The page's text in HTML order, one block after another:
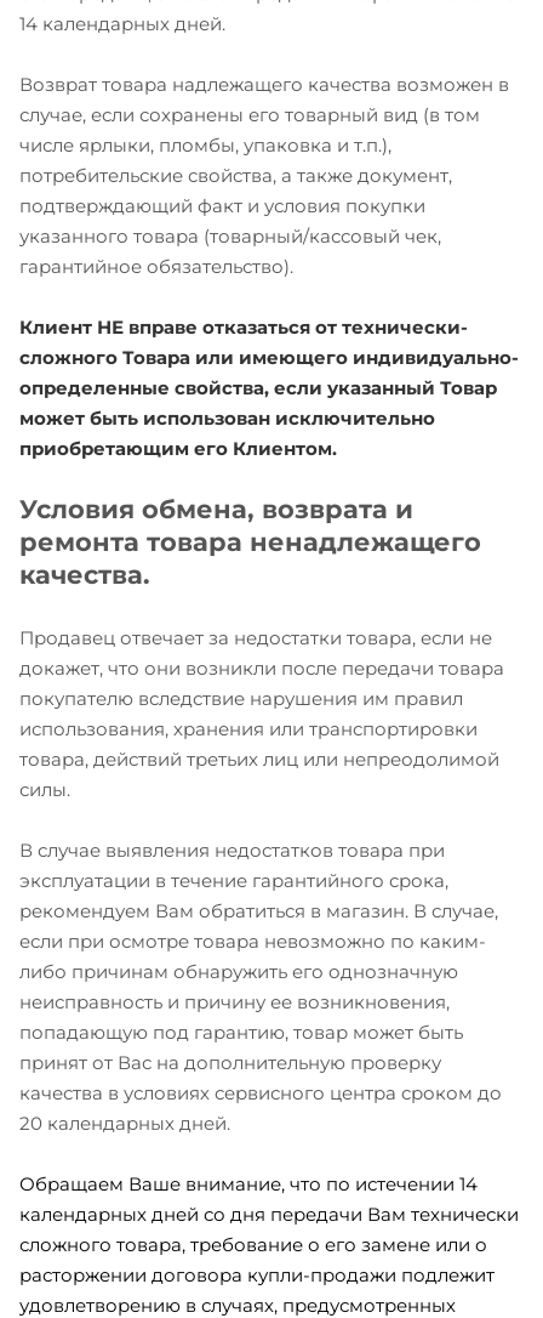
14 календарных дней.
Возврат товара надлежащего качества возможен в
случае, если сохранены его товарный вид (в том
числе ярлыки, пломбы, упаковка и т.п.),
потребительские свойства, а также документ,
подтверждающий факт и условия покупки
указанного товара (товарный/кассовый чек,
гарантийное обязательство).
Клиент НЕ вправе отказаться от технически-
сложного Товара или имеющего индивидуально-
определенные свойства, если указанный Товар
может быть использован исключительно
приобретающим его Клиентом.
Условия обмена, возврата и
ремонта товара ненадлежащего
качества.
Продавец отвечает за недостатки товара, если не
докажет, что они возникли после передачи товара
покупателю вследствие нарушения им правил
использования, хранения или транспортировки
товара, действий третьих лиц или непреодолимой
силы.
В случае выявления недостатков товара при
эксплуатации в течение гарантийного срока,
рекомендуем Вам обратиться в магазин. В случае,
если при осмотре товара невозможно по каким-
либо причинам обнаружить его однозначную
неисправность и причину ее возникновения,
попадающую под гарантию, товар может быть
принят от Вас на дополнительную проверку
качества в условиях сервисного центра сроком до
20 календарных дней.
Обращаем Ваше внимание, что по истечении 14
календарных дней со дня передачи Вам технически
сложного товара, требование о его замене или о
расторжении договора купли-продажи подлежит
удовлетворению в случаях, предусмотренных